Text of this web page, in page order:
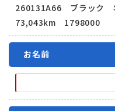
260131A66 ブラック
73,043km 1798000
お名前